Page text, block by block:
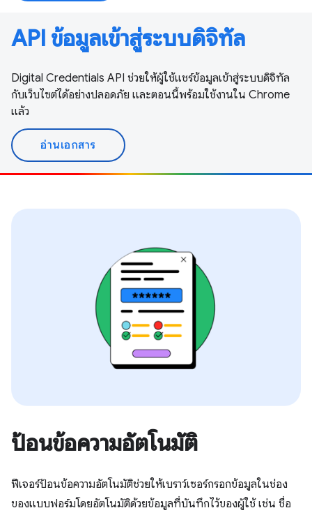
API ข้อมูลเข้าสู่ระบบดิจิทัล
Digital Credentials API ช่วยให้ผู้ใช้แชร์ข้อมูลเข้าสู่ระบบดิจิทัล
กับเว็บไซต์ได้อย่างปลอดภัย และตอนนี้พร้อมใช้งานใน Chrome
แล้ว
อ่านเอกสาร
ป้อนข้อความอัตโนมัติ
ฟีเจอร์ป้อนข้อความอัตโนมัติช่วยให้เบราว์เซอร์กรอกข้อมูลในช่อง
ของแบบฟอร์มโดยอัตโนมัติด้วยข้อมูลที่บันทึกไว้ของผู้ใช้ เช่น ชื่อ